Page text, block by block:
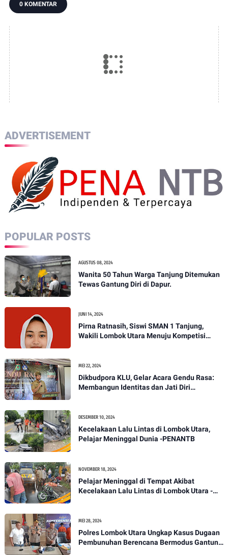
0 KOMENTAR
ADVERTISEMENT
POPULAR POSTS
AGUSTUS 08, 2024
Wanita 50 Tahun Warga Tanjung Ditemukan
Tewas Gantung Diri di Dapur.
JUNI 14, 2024
Pirna Ratnasih, Siswi SMAN 1 Tanjung,
Wakili Lombok Utara Menuju Kompetisi
MEI 22, 2024
Dikbudpora KLU, Gelar Acara Gendu Rasa:
Membangun Identitas dan Jati Diri
DESEMBER 10, 2024
Kecelakaan Lalu Lintas di Lombok Utara,
Pelajar Meninggal Dunia -PENANTB
NOVEMBER 18, 2024
Pelajar Meninggal di Tempat Akibat
Kecelakaan Lalu Lintas di Lombok Utara -
MEI 28, 2024
Polres Lombok Utara Ungkap Kasus Dugaan
Pembunuhan Berencana Bermodus Gantung